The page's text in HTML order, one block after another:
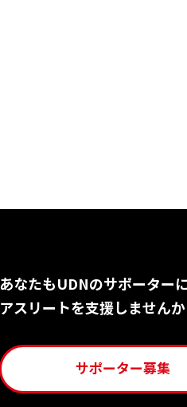
あなたもUDNのサポーター
アスリートを支援しませんか
サポーター募集